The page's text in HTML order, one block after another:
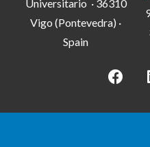
Universitario · 36310
Vigo (Pontevedra) ·
Spain